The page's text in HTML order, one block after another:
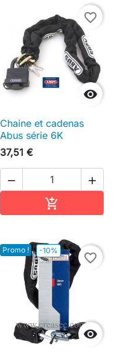

favorite_border
Chaine et cadenas
Abus série 6K
37,51 €
 

Promo ! -10%

favorite_border